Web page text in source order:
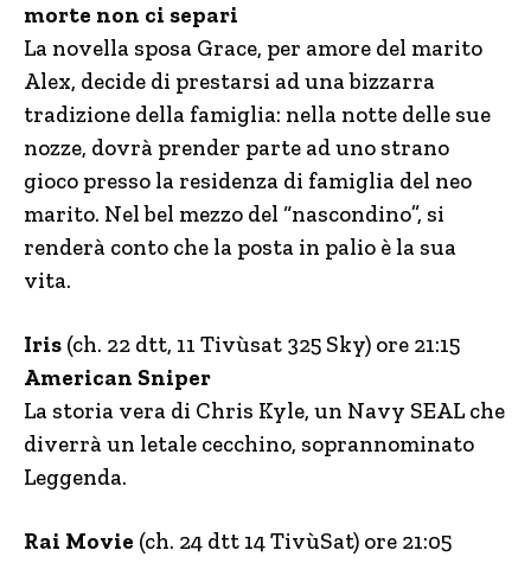
morte non ci separi
La novella sposa Grace, per amore del marito
Alex, decide di prestarsi ad una bizzarra
tradizione della famiglia: nella notte delle sue
nozze, dovrà prender parte ad uno strano
gioco presso la residenza di famiglia del neo
marito. Nel bel mezzo del “nascondino”, si
renderà conto che la posta in palio è la sua
vita.
Iris (ch. 22 dtt, 11 Tivùsat 325 Sky) ore 21:15
American Sniper
La storia vera di Chris Kyle, un Navy SEAL che
diverrà un letale cecchino, soprannominato
Leggenda.
Rai Movie (ch. 24 dtt 14 TivùSat) ore 21:05